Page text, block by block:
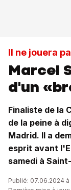
Il ne jouera
Marcel
d'un
Finaliste de la
de la peine à
Madrid. Il a
esprit avant
samedi à
Publié: 07.06.2024